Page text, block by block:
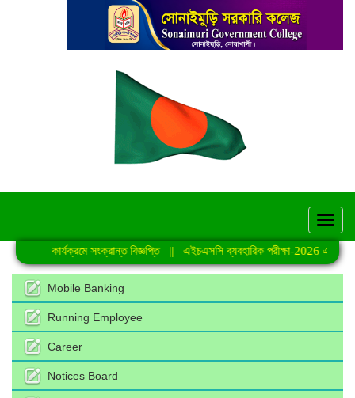
শ্রেণি কার্যক্রমে সংক্রান্ত বিজ্ঞপ্তি||এইচএসসি ব্যবহারিক পরীক্ষা-2026 এর
Mobile Banking
Running Employee
Career
Notices Board